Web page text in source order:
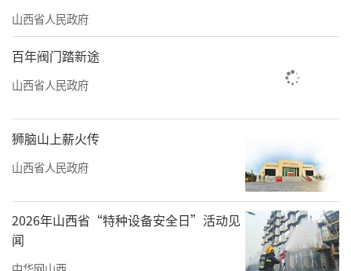
山西省人民政府
百年阀门踏新途
山西省人民政府
狮脑山上薪火传
山西省人民政府
2026年山西省“特种设备安全日”活动见
闻